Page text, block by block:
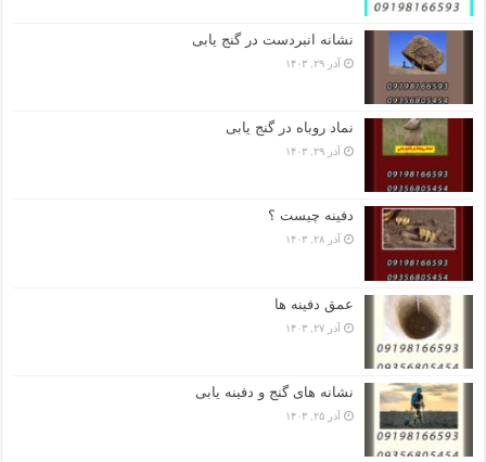
نشانه انبردست در گنج یابی
آذر ۲۹, ۱۴۰۳
نماد روباه در گنج یابی
آذر ۲۹, ۱۴۰۳
دفینه چیست ؟
آذر ۲۸, ۱۴۰۳
عمق دفینه ها
آذر ۲۷, ۱۴۰۳
نشانه های گنج و دفینه یابی
آذر ۲۵, ۱۴۰۳